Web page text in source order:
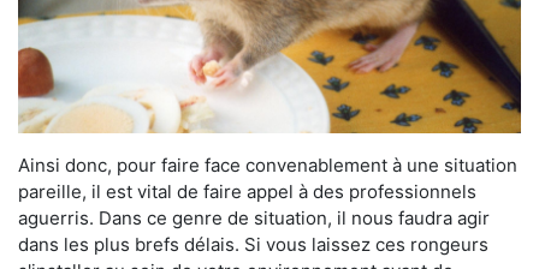
Ainsi donc, pour faire face convenablement à une situation
pareille, il est vital de faire appel à des professionnels
aguerris. Dans ce genre de situation, il nous faudra agir
dans les plus brefs délais. Si vous laissez ces rongeurs